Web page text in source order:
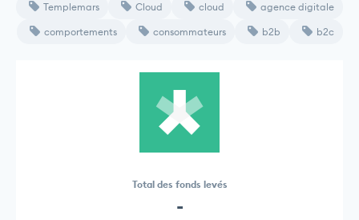
Templemars Cloud cloud agence digitale
comportements consommateurs b2b b2c
Total des fonds levés
-